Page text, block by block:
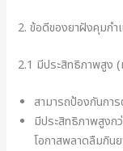
2. ข้อดีของยาฝังคุมกำ
2.1 มีประสิทธิภาพสูง
สามารถป้องกันกา
มีประสิทธิภาพสูงก
โอกาสพลาดลืมกิน